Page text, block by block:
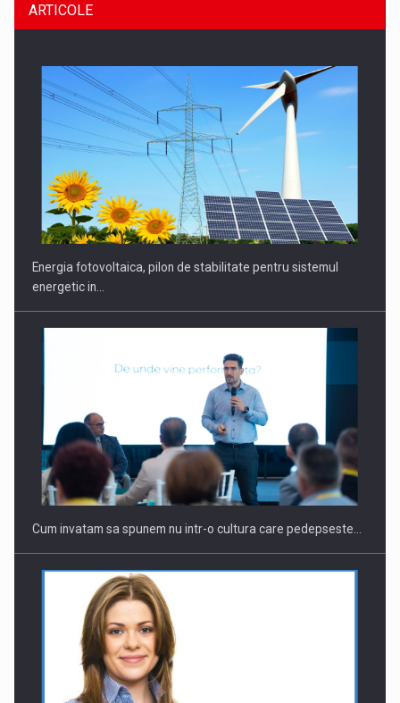
CEO Conference - Shaping The Future - Technology and…
Webinar - Business Evolution-RETHINK STRATEGY-Finantare
Investitii Digitalizare
ARTICOLE
Energia fotovoltaica, pilon de stabilitate pentru sistemul
energetic in…
Cum invatam sa spunem nu intr-o cultura care pedepseste…